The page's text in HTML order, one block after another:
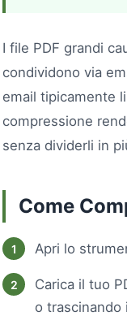
I file PDF grandi
condividono via
email tipicamente
compressione
senza dividerli in
Come
Apri lo
Carica il tuo
o trascinando